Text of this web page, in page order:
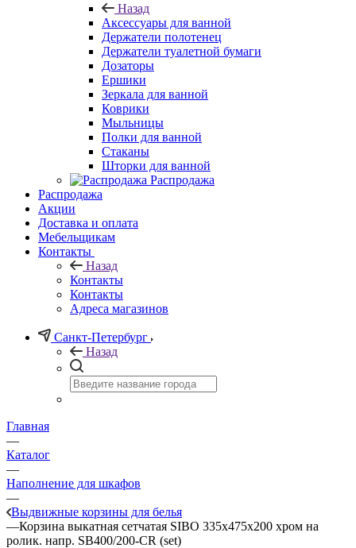
Назад
Аксессуары для ванной
Держатели полотенец
Держатели туалетной бумаги
Дозаторы
Ершики
Зеркала для ванной
Коврики
Мыльницы
Полки для ванной
Стаканы
Шторки для ванной
Распродажа
Распродажа
Акции
Доставка и оплата
Мебельщикам
Контакты
Назад
Контакты
Контакты
Адреса магазинов
Санкт-Петербург
Назад
Главная
—
Каталог
—
Наполнение для шкафов
—
Выдвижные корзины для белья
—Корзина выкатная сетчатая SIBO 335х475х200 хром на
ролик. напр. SB400/200-CR (set)